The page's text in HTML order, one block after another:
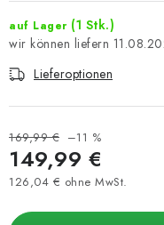
auf Lager (1 Stk.)
Lieferoptionen
169,99 € –11 %
149,99 €
126,04 € ohne MwSt.